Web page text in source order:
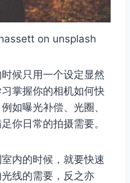
on unsplash
候只用一个设定显然
掌握你的相机如何快
如曝光补偿、光圈、
你日常的拍摄需要。
内的时候，就要快速
线的需要，反之亦